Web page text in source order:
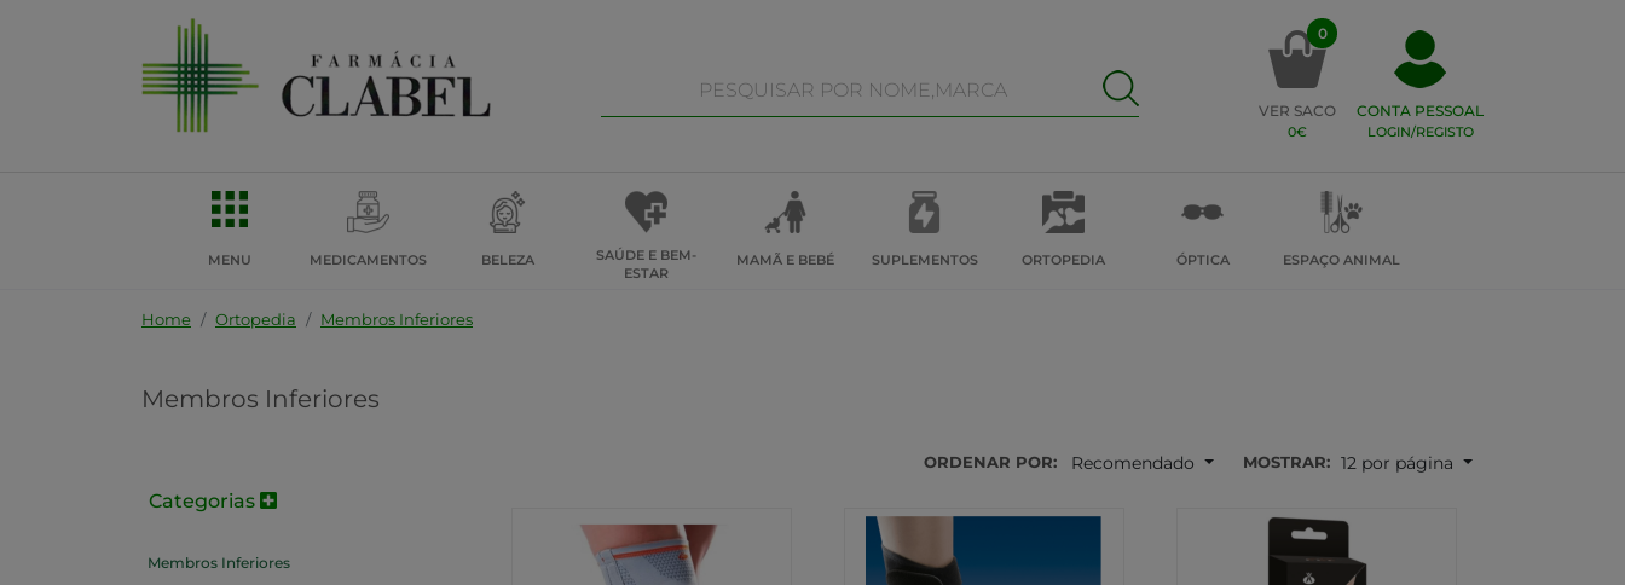
0
VER SACO
0€
CONTA PESSOAL
LOGIN/REGISTO
MENU MEDICAMENTOS BELEZA
SAÚDE E BEM-
ESTAR
MAMÃ E BEBÉ SUPLEMENTOS ORTOPEDIA ÓPTICA ESPAÇO ANIMAL
Home Ortopedia Membros Inferiores
Membros Inferiores
Categorias
Membros Inferiores
ORDENAR POR: Recomendado MOSTRAR: 12 por página